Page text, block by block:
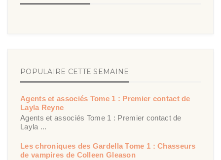
POPULAIRE CETTE SEMAINE
Agents et associés Tome 1 : Premier contact de
Layla Reyne
Agents et associés Tome 1 : Premier contact de
Layla ...
Les chroniques des Gardella Tome 1 : Chasseurs
de vampires de Colleen Gleason